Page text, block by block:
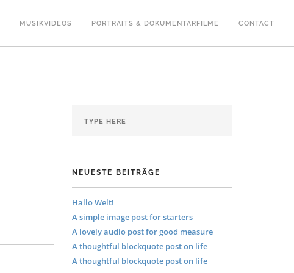
MUSIKVIDEOS PORTRAITS & DOKUMENTARFILME CONTACT
NEUESTE BEITRÄGE
Hallo Welt!
A simple image post for starters
A lovely audio post for good measure
A thoughtful blockquote post on life
A thoughtful blockquote post on life